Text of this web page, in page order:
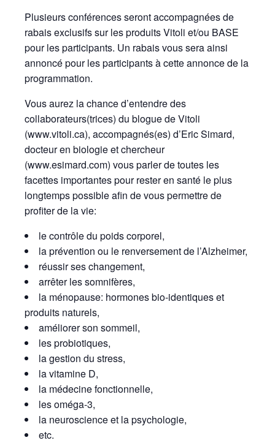
Plusieurs conférences seront accompagnées de
rabais exclusifs sur les produits Vitoli et/ou BASE
pour les participants. Un rabais vous sera ainsi
annoncé pour les participants à cette annonce de la
programmation.
Vous aurez la chance d’entendre des
collaborateurs(trices) du blogue de Vitoli
(www.vitoli.ca), accompagnés(es) d’Eric Simard,
docteur en biologie et chercheur
(www.esimard.com) vous parler de toutes les
facettes importantes pour rester en santé le plus
longtemps possible afin de vous permettre de
profiter de la vie:
le contrôle du poids corporel,
la prévention ou le renversement de l’Alzheimer,
réussir ses changement,
arrêter les somnifères,
la ménopause: hormones bio-identiques et
produits naturels,
améliorer son sommeil,
les probiotiques,
la gestion du stress,
la vitamine D,
la médecine fonctionnelle,
les oméga-3,
la neuroscience et la psychologie,
etc.